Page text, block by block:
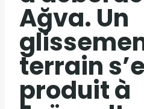
Ağva. Un
terrain
produit à